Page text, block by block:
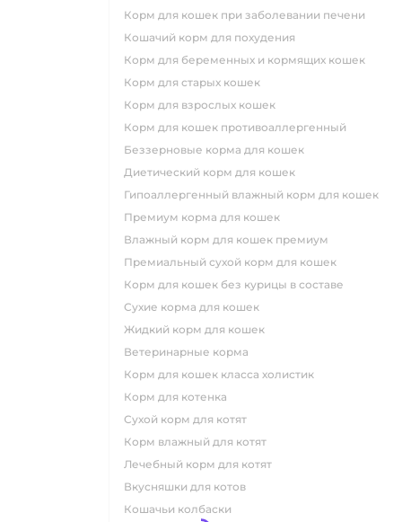
корм для кошек при заболевании печени
кошачий корм для похудения
корм для беременных и кормящих кошек
корм для старых кошек
корм для взрослых кошек
корм для кошек противоаллергенный
беззерновые корма для кошек
диетический корм для кошек
гипоаллергенный влажный корм для кошек
премиум корма для кошек
влажный корм для кошек премиум
премиальный сухой корм для кошек
корм для кошек без курицы в составе
сухие корма для кошек
жидкий корм для кошек
ветеринарные корма
корм для кошек класса холистик
корм для котенка
сухой корм для котят
корм влажный для котят
лечебный корм для котят
вкусняшки для котов
кошачьи колбаски